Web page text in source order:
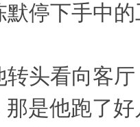
停下手中的
头看向客厅
那是他跑了